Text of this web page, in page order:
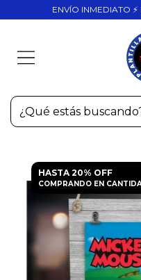
ENVÍO INMEDIATO
HASTA 20% OFF
COMPRANDO EN